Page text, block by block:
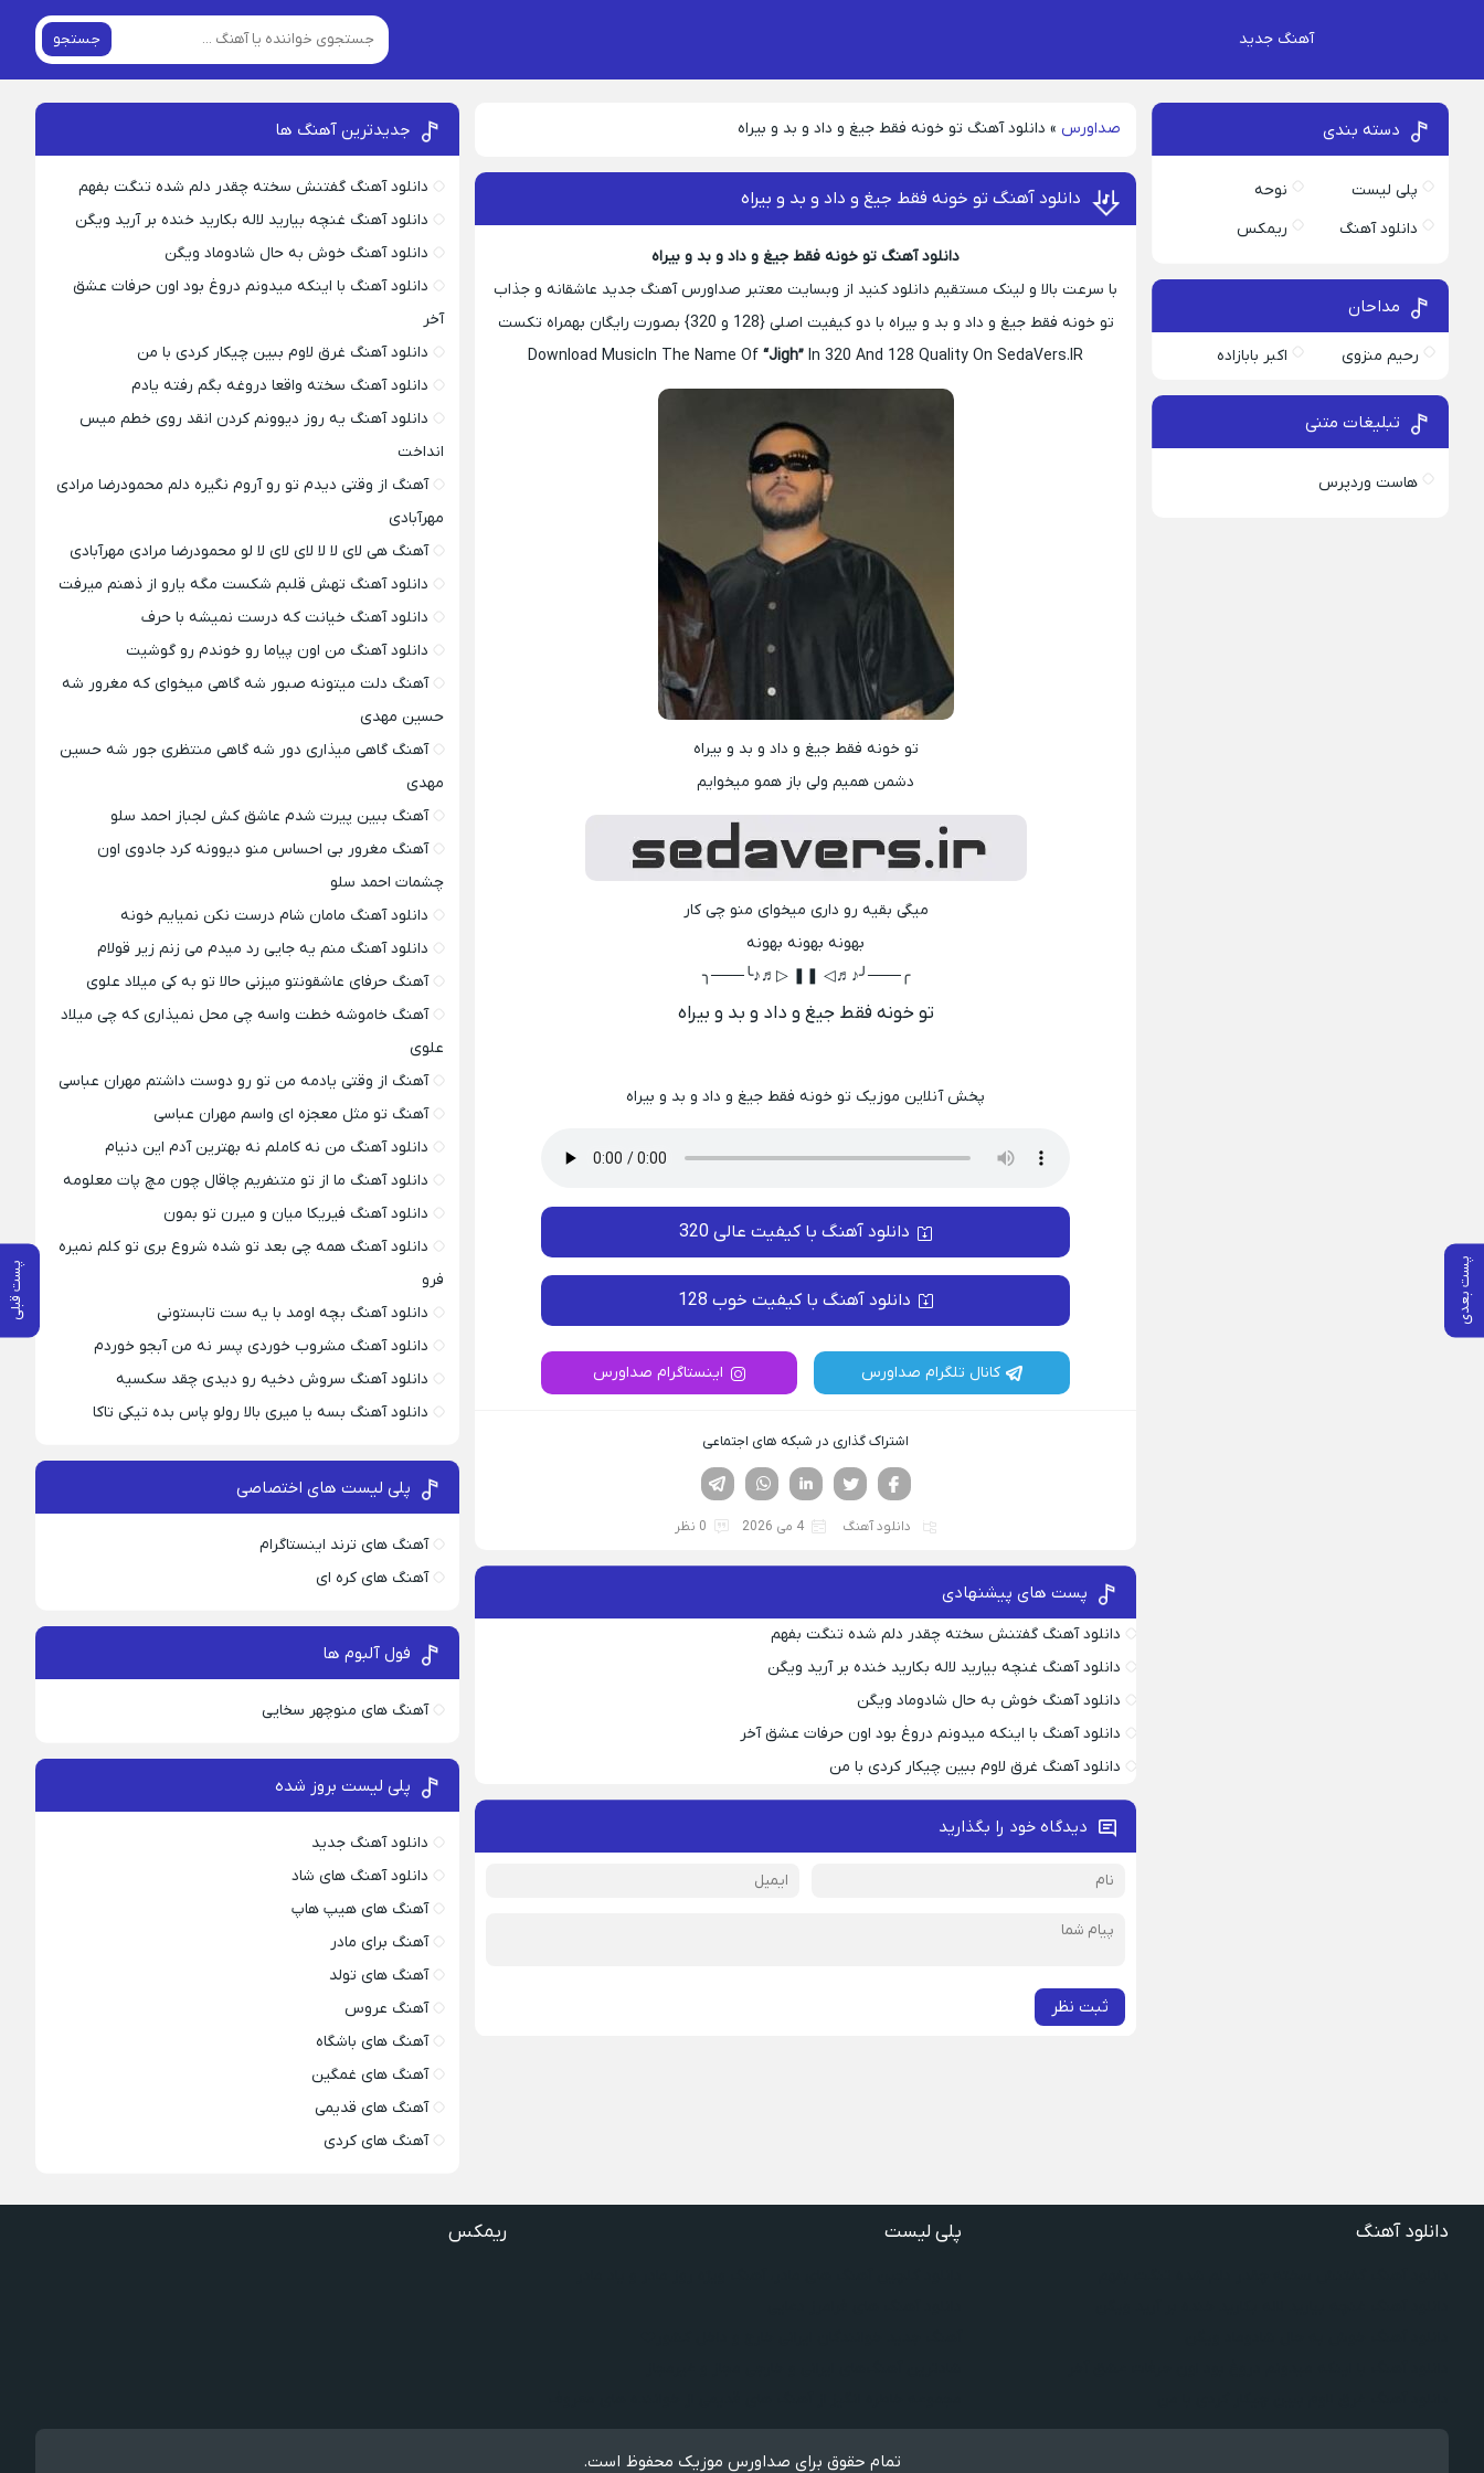
آهنگ جدید جستجو
صداورس » دانلود آهنگ تو خونه فقط جیغ و داد و بد و بیراه
پست بعدی پست قبلی
دانلود آهنگ تو خونه فقط جیغ و داد و بد و بیراه
دانلود آهنگ تو خونه فقط جیغ و داد و بد و بیراه
با سرعت بالا و لینک مستقیم دانلود کنید از وبسایت معتبر صداورس آهنگ جدید عاشقانه و جذاب
تو خونه فقط جیغ و داد و بد و بیراه با دو کیفیت اصلی {128 و 320} بصورت رایگان بهمراه تکست
Download Music In The Name Of“Jigh” In 320 And 128 Quality On SedaVers.IR
تو خونه فقط جیغ و داد و بد و بیراه
دشمن همیم ولی باز همو میخوایم
میگی بقیه رو داری میخوای منو چی کار
بهونه بهونه بهونه
╭───╯♪♬◁ ❚❚ ▷♬♪╰───╮
تو خونه فقط جیغ و داد و بد و بیراه
پخش آنلاین موزیک تو خونه فقط جیغ و داد و بد و بیراه
دانلود آهنگ با کیفیت عالی 320
دانلود آهنگ با کیفیت خوب 128
کانال تلگرام صداورس اینستاگرام صداورس
اشتراک گذاری در شبکه های اجتماعی
لینکدین تویتر
فیسوک
دانلود آهنگ 4 می 2026 0 نظر
پست های پیشنهادی
دانلود آهنگ گفتنش سخته چقدر دلم شده تنگت بفهم
دانلود آهنگ غنچه بیارید لاله بکارید خنده بر آرید ویگن
دانلود آهنگ خوش به حال شادوماد ویگن
دانلود آهنگ با اینکه میدونم دروغ بود اون حرفات عشق آخر
دانلود آهنگ غرق لاوم ببین چیکار کردی با من
دیدگاه خود را بگذارید
ثبت نظر
دسته بندی
پلی لیست
نوحه
دانلود آهنگ
ریمکس
مداحان
رحیم منزوی اکبر بابازاده
تبلیغات متنی
هاست وردپرس
جدیدترین آهنگ ها
دانلود آهنگ گفتنش سخته چقدر دلم شده تنگت بفهم
دانلود آهنگ غنچه بیارید لاله بکارید خنده بر آرید ویگن
دانلود آهنگ خوش به حال شادوماد ویگن
دانلود آهنگ با اینکه میدونم دروغ بود اون حرفات عشق
آخر
دانلود آهنگ غرق لاوم ببین چیکار کردی با من
دانلود آهنگ سخته واقعا دروغه بگم رفته یادم
دانلود آهنگ یه روز دیوونم کردن انقد روی خطم میس
انداخت
آهنگ از وقتی دیدم تو رو آروم نگیره دلم محمودرضا مرادی
مهرآبادی
آهنگ هی لای لا لا لای لای لا لو محمودرضا مرادی مهرآبادی
دانلود آهنگ تهش قلبم شکست مگه یارو از ذهنم میرفت
دانلود آهنگ خیانت که درست نمیشه با حرف
دانلود آهنگ من اون پیاما رو خوندم رو گوشیت
آهنگ دلت میتونه صبور شه گاهی میخوای که مغرور شه
حسین مهدی
آهنگ گاهی میذاری دور شه گاهی منتظری جور شه حسین
مهدی
آهنگ ببین پیرت شدم عاشق کش لجباز احمد سلو
آهنگ مغرور بی احساس منو دیوونه کرد جادوی اون
چشمات احمد سلو
دانلود آهنگ مامان شام درست نکن نمیایم خونه
دانلود آهنگ منم یه جایی رد میدم می زنم زیر قولام
آهنگ حرفای عاشقونتو میزنی حالا تو به کی میلاد علوی
آهنگ خاموشه خطت واسه چی محل نمیذاری که چی میلاد
علوی
آهنگ از وقتی یادمه من تو رو دوست داشتم مهران عباسی
آهنگ تو مثل معجزه ای واسم مهران عباسی
دانلود آهنگ من نه کاملم نه بهترین آدم این دنیام
دانلود آهنگ ما از تو متنفریم چاقال چون مچ پات معلومه
دانلود آهنگ فیریکا میان و میرن تو بمون
دانلود آهنگ همه چی بعد تو شده شروع بری تو کلم نمیره
فرو
دانلود آهنگ بچه اومد با یه ست تابستونی
دانلود آهنگ مشروب خوردی پسر نه من آبجو خوردم
دانلود آهنگ سروش دخیه رو دیدی چقد سکسیه
دانلود آهنگ بسه یا میری بالا رولو پاس بده تیکی تاکا
پلی لیست های اختصاصی
آهنگ های ترند اینستاگرام
آهنگ های کره ای
فول آلبوم ها
آهنگ های منوچهر سخایی
پلی لیست بروز شده
دانلود آهنگ جدید
دانلود آهنگ های شاد
آهنگ های هیپ هاپ
آهنگ برای مادر
آهنگ های تولد
آهنگ عروس
آهنگ های باشگاه
آهنگ های غمگین
آهنگ های قدیمی
آهنگ های کردی
دانلود آهنگ پلی لیست ریمکس
تمام حقوق برای صداورس موزیک محفوظ است.